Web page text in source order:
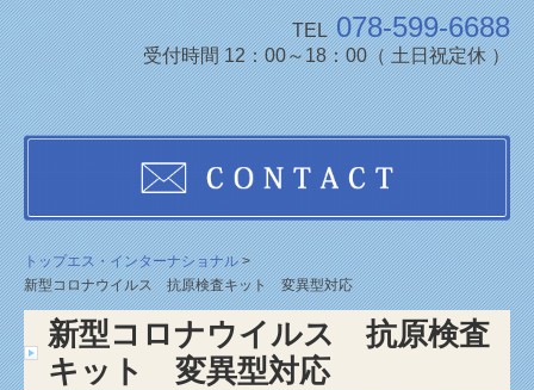
商品情報
お知らせ
お問い合わせ
特定商取に関する法律に基ずく表示
プライバシーポリシー
TEL 078-599-6688
受付時間 12：00～18：00（ 土日祝定休 ）
トップエス・インターナショナル
新型コロナウイルス 抗原検査キット 変異型対応
新型コロナウイルス 抗原検査
キット 変異型対応